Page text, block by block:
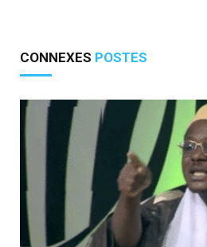
CONNEXES POSTES